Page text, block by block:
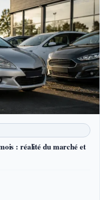
: réalité du marché et